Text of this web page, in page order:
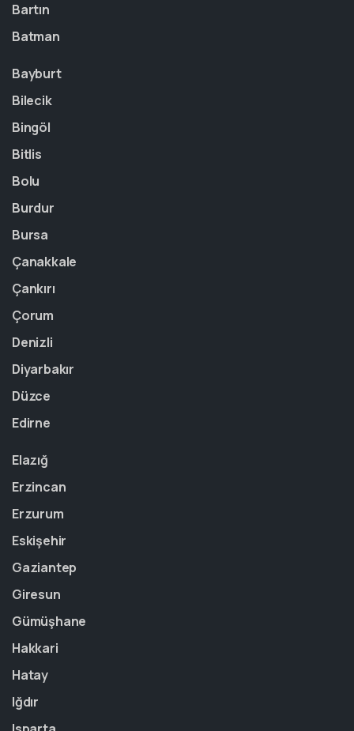
Bartın
Batman
Bayburt
Bilecik
Bingöl
Bitlis
Bolu
Burdur
Bursa
Çanakkale
Çankırı
Çorum
Denizli
Diyarbakır
Düzce
Edirne
Elazığ
Erzincan
Erzurum
Eskişehir
Gaziantep
Giresun
Gümüşhane
Hakkari
Hatay
Iğdır